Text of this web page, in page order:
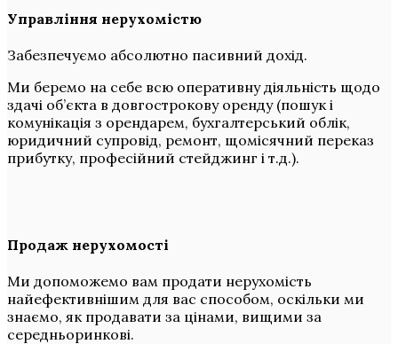
Управління нерухомістю
Забезпечуємо абсолютно пасивний дохід.
Ми беремо на себе всю оперативну діяльність щодо
здачі об’єкта в довгострокову оренду (пошук і
комунікація з орендарем, бухгалтерський облік,
юридичний супровід, ремонт, щомісячний переказ
прибутку, професійний стейджинг і т.д.).
Продаж нерухомості
Ми допоможемо вам продати нерухомість
найефективнішим для вас способом, оскільки ми
знаємо, як продавати за цінами, вищими за
середньоринкові.